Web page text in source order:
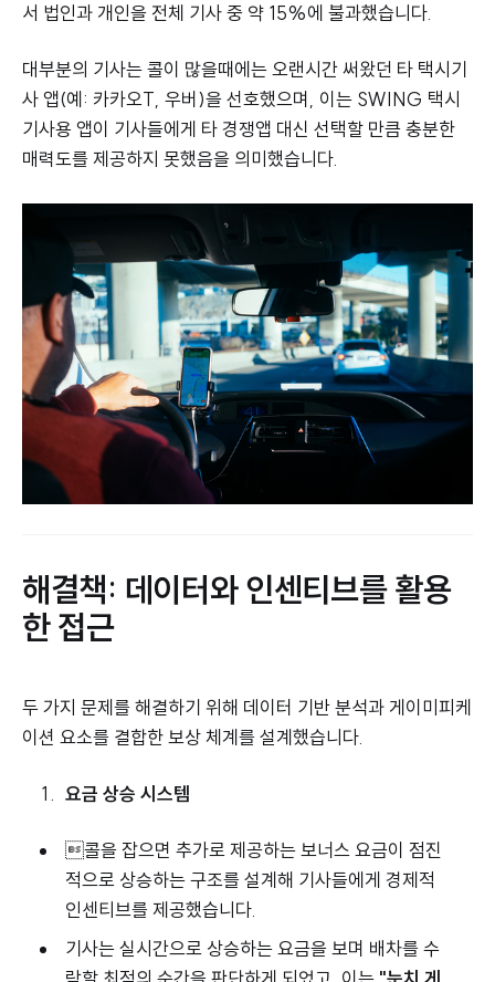
서 법인과 개인을 전체 기사 중 약 15%에 불과했습니다.
대부분의 기사는 콜이 많을때에는 오랜시간 써왔던 타 택시기
사 앱(예: 카카오T, 우버)을 선호했으며, 이는 SWING 택시
기사용 앱이 기사들에게 타 경쟁앱 대신 선택할 만큼 충분한
매력도를 제공하지 못했음을 의미했습니다.
해결책: 데이터와 인센티브를 활용
한 접근
두 가지 문제를 해결하기 위해 데이터 기반 분석과 게이미피케
이션 요소를 결합한 보상 체계를 설계했습니다.
요금 상승 시스템
콜을 잡으면 추가로 제공하는 보너스 요금이 점진
적으로 상승하는 구조를 설계해 기사들에게 경제적
인센티브를 제공했습니다.
기사는 실시간으로 상승하는 요금을 보며 배차를 수